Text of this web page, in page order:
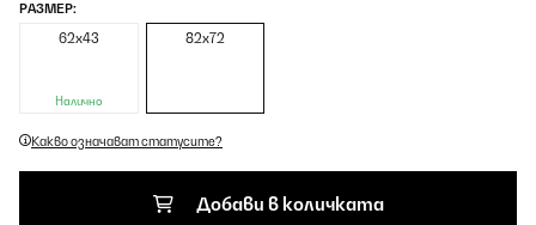
РАЗМЕР:
62x43
Налично
82x72
Какво означават статусите?
Добави в количката